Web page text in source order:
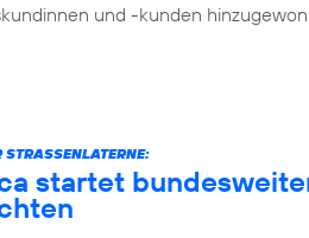
und -kunden
startet